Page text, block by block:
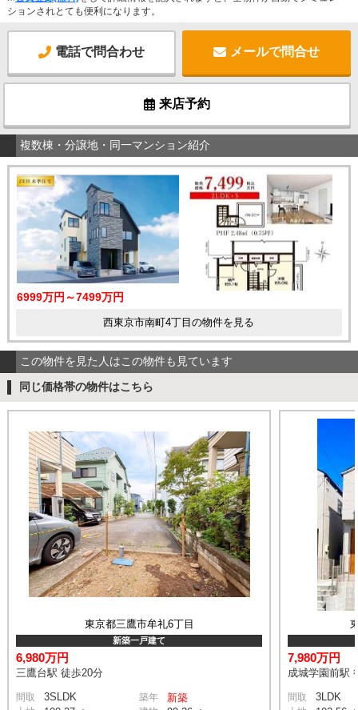
ションされとても便利になります。
電話で問合わせ メールで問合せ
来店予約
複数棟・分譲地・同一マンション紹介
6999万円～7499万円
西東京市南町4丁目の物件を見る
この物件を見た人はこの物件も見ています
同じ価格帯の物件はこちら
東京都三鷹市牟礼6丁目
新築一戸建て
6,980万円
三鷹台駅 徒歩20分
間取 3SLDK 築年 新築
7,980万円
成城学園前駅
間取 3LDK